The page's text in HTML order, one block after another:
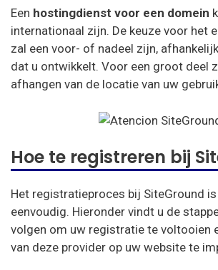
Een hostingdienst voor een domein
internationaal zijn. De keuze voor het
zal een voor- of nadeel zijn,
dat u ontwikkelt. Voor een groot deel
afhangen van de locatie van uw
Hoe te registreren bij
Het registratieproces bij SiteGround is
eenvoudig. Hieronder vindt u de
volgen om uw registratie te voltooien
van deze provider op uw website te